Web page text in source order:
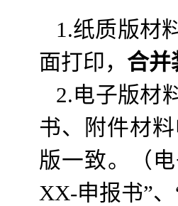
1.纸质版材
面打印， 合并
2.电子版材
书、附件材
版一致。
（
XX-申报书”